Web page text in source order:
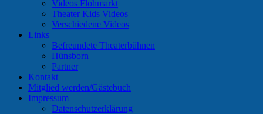
Videos Flohmarkt
Theater Kids Videos
Verschiedene Videos
Links
Befreundete Theaterbühnen
Hünsborn
Partner
Kontakt
Mitglied werden/Gästebuch
Impressum
Datenschutzerklärung